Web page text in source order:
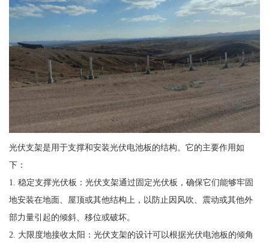
光伏支架是用于支撑和安装光伏电池板的结构。它的主要作用如
下：
1. 稳定支撑光伏板：光伏支架通过固定光伏板，确保它们能够牢固
地安装在地面、屋顶或其他结构上，以防止因风吹、震动或其他外
部力量引起的倾斜、移位或破坏。
2. 大限度地接收太阳：光伏支架的设计可以根据光伏电池板的倾角